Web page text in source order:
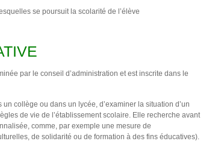
se poursuit la scolarité de l’élève
par le conseil d’administration et est inscrite dans le
collège ou dans un lycée, d’examiner la situation d’un
de vie de l’établissement scolaire. Elle recherche avant
comme, par exemple une mesure de
de solidarité ou de formation à des fins éducatives).